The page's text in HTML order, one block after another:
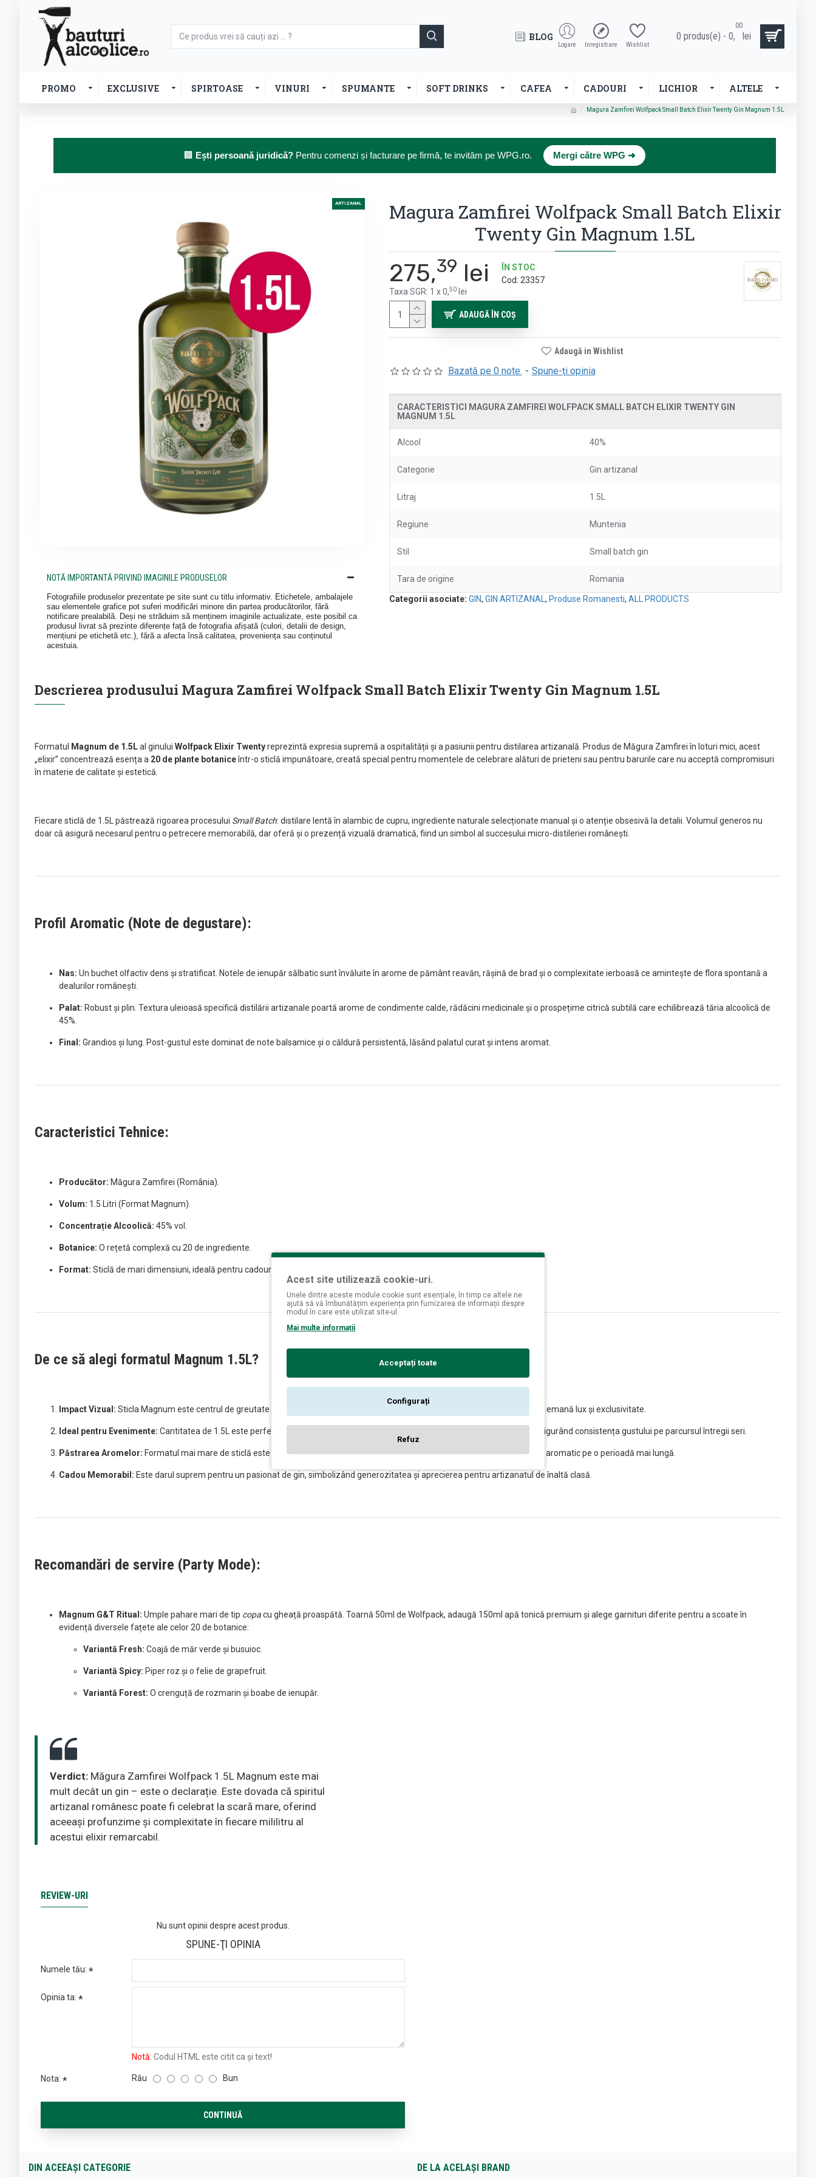
BLOG
Logare Inregistrare Wishlist
0 produs(e) - 0,
00
lei
PROMO EXCLUSIVE SPIRTOASE VINURI SPUMANTE SOFT DRINKS CAFEA CADOURI LICHIOR ALTELE
Magura Zamfirei Wolfpack Small Batch Elixir Twenty Gin Magnum 1.5L
🏢 Ești persoană juridică? Pentru comenzi și facturare pe firmă, te invităm pe WPG.ro. Mergi către WPG ➜
ARTIZANAL
NOTĂ IMPORTANTĂ PRIVIND IMAGINILE PRODUSELOR
Fotografiile produselor prezentate pe site sunt cu titlu informativ. Etichetele, ambalajele
sau elementele grafice pot suferi modificări minore din partea producătorilor, fără
notificare prealabilă. Deși ne străduim să menținem imaginile actualizate, este posibil ca
produsul livrat să prezinte diferențe față de fotografia afișată (culori, detalii de design,
mențiuni pe etichetă etc.), fără a afecta însă calitatea, proveniența sau conținutul
acestuia.
Magura Zamfirei Wolfpack Small Batch Elixir
Twenty Gin Magnum 1.5L
Bazată pe 0 note. - Spune-ţi opinia
275,39 lei
Taxa SGR: 1 x 0,50lei
ÎN STOC
Cod: 23357
ADAUGĂ ÎN COŞ
Adaugă in Wishlist
CARACTERISTICI MAGURA ZAMFIREI WOLFPACK SMALL BATCH ELIXIR TWENTY GIN
MAGNUM 1.5L
Alcool 40%
Categorie Gin artizanal
Litraj 1.5L
Regiune Muntenia
Stil Small batch gin
Tara de origine Romania
Categorii asociate: GIN, GIN ARTIZANAL , Produse Romanesti, ALL PRODUCTS
Descrierea produsului Magura Zamfirei Wolfpack Small Batch Elixir Twenty Gin Magnum 1.5L
Formatul Magnum de 1.5Lal ginului Wolfpack Elixir Twentyreprezintă expresia supremă a ospitalității și a pasiunii pentru distilarea artizanală. Produs de Măgura Zamfirei în loturi mici, acest
„elixir” concentrează esența a 20 de plante botaniceîntr-o sticlă impunătoare, creată special pentru momentele de celebrare alături de prieteni sau pentru barurile care nu acceptă compromisuri
în materie de calitate și estetică.
Fiecare sticlă de 1.5L păstrează rigoarea procesului Small Batch: distilare lentă în alambic de cupru, ingrediente naturale selecționate manual și o atenție obsesivă la detalii. Volumul generos nu
doar că asigură necesarul pentru o petrecere memorabilă, dar oferă și o prezență vizuală dramatică, fiind un simbol al succesului micro-distileriei românești.
Profil Aromatic (Note de degustare):
Nas: Un buchet olfactiv dens și stratificat. Notele de ienupăr sălbatic sunt învăluite în arome de pământ reavăn, rășină de brad și o complexitate ierboasă ce amintește de flora spontană a
dealurilor românești.
Palat: Robust și plin. Textura uleioasă specifică distilării artizanale poartă arome de condimente calde, rădăcini medicinale și o prospețime citrică subtilă care echilibrează tăria alcoolică de
45%.
Final: Grandios și lung. Post-gustul este dominat de note balsamice și o căldură persistentă, lăsând palatul curat și intens aromat.
Caracteristici Tehnice:
Producător: Măgura Zamfirei (România).
Volum: 1.5 Litri (Format Magnum).
Concentrație Alcoolică: 45% vol.
Botanice: O rețetă complexă cu 20 de ingrediente.
Format: Sticlă de mari dimensiuni, ideală pentru cadouri de tip
De ce să alegi formatul Magnum 1.5L?
Impact Vizual: Sticla Magnum este centrul de greutate al oricărui bar. Designul minimalist combinat cu dimensiunea generoasă emană lux și exclusivitate.
Ideal pentru Evenimente: Cantitatea de 1.5L este perfectă pentru a pregăti aproximativ 30 de cocktailuri Gin Tonic premium, asigurând consistența gustului pe parcursul întregii seri.
Păstrarea Aromelor: Formatul mai mare de sticlă este adesea preferat de colecționari pentru că menține stabilitatea profilului aromatic pe o perioadă mai lungă.
Cadou Memorabil: Este darul suprem pentru un pasionat de gin, simbolizând generozitatea și aprecierea pentru artizanatul de înaltă clasă.
Recomandări de servire (Party Mode):
Magnum G&T Ritual: Umple pahare mari de tip copacu gheață proaspătă. Toarnă 50ml de Wolfpack, adaugă 150ml apă tonică premium și alege garnituri diferite pentru a scoate în
evidență diversele fațete ale celor 20 de botanice:
Variantă Fresh: Coajă de măr verde și busuioc.
Variantă Spicy: Piper roz și o felie de grapefruit.
Variantă Forest: O crenguță de rozmarin și boabe de ienupăr.
Verdict: Măgura Zamfirei Wolfpack 1.5L Magnum este mai
mult decât un gin – este o declarație. Este dovada că spiritul
artizanal românesc poate fi celebrat la scară mare, oferind
aceeași profunzime și complexitate în fiecare mililitru al
acestui elixir remarcabil.
REVIEW-URI
Nu sunt opinii despre acest produs.
SPUNE-ŢI OPINIA
Numele tău:
Opinia ta:
Notă: Codul HTML este citit ca şi text!
Nota: Rău Bun
CONTINUĂ
DIN ACEEAȘI CATEGORIE DE LA ACELAȘI BRAND
Acest site utilizează cookie-uri.
Unele dintre aceste module cookie sunt esențiale, în timp ce altele ne
ajută să vă îmbunătățim experiența prin furnizarea de informații despre
modul în care este utilizat site-ul.
Mai multe informații
Acceptați toate
Configurați
Refuz